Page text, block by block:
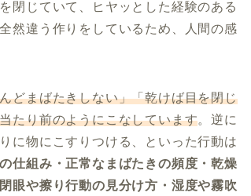
閉じていて、ヒヤッとした経験のある
然違う作りをしているため、人間の感
どまばたきしない」「乾けば目を閉じ
たり前のようにこなしています。逆に
に物にこすりつける、といった行動は
仕組み・正常なまばたきの頻度・乾燥
眼や擦り行動の見分け方・湿度や霧吹